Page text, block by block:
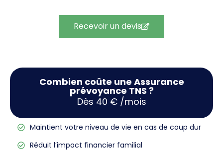
Recevoir un devis
Combien coûte une Assurance
prévoyance TNS ?
Dès 40 € /mois
Maintient votre niveau de vie en cas de coup dur
Réduit l’impact financier familial